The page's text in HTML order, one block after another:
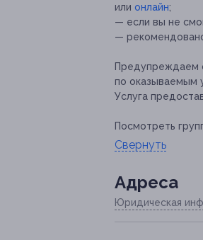
или онлайн;
— если вы не
—
Предупреждаем
по оказываемым
Услуга
Посмотреть
Свернуть
Адресa
Юридическая